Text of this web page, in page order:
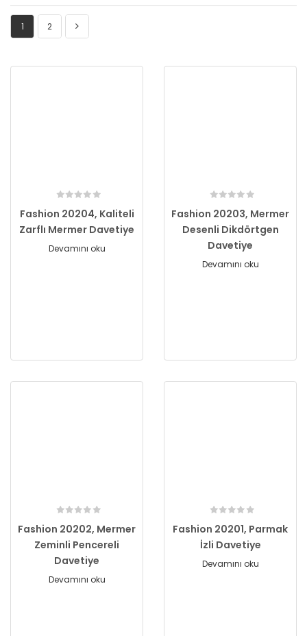
1 2
Fashion 20204, Kaliteli
Zarflı Mermer Davetiye
Devamını oku
Fashion 20203, Mermer
Desenli Dikdörtgen
Davetiye
Devamını oku
Fashion 20202, Mermer
Zeminli Pencereli
Davetiye
Devamını oku
Fashion 20201, Parmak
İzli Davetiye
Devamını oku